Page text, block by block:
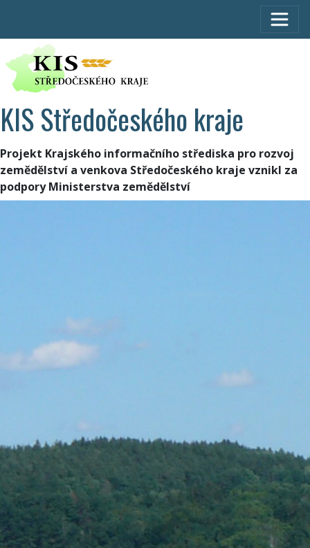
KIS Středočeského kraje
Projekt Krajského informačního střediska pro rozvoj
zemědělství a venkova Středočeského kraje vznikl za
podpory Ministerstva zemědělství